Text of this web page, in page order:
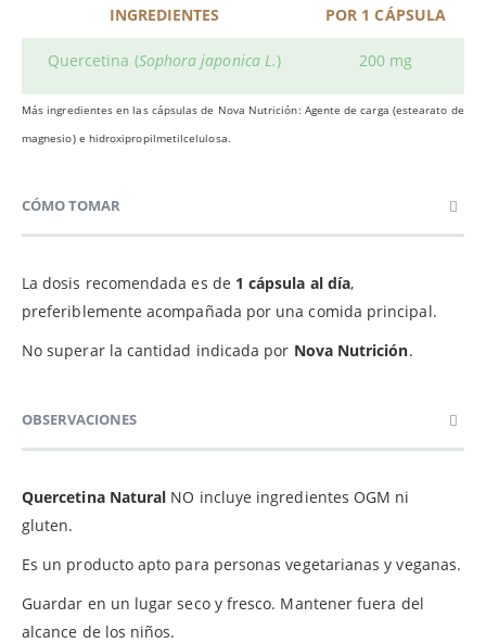
INGREDIENTES POR 1 CÁPSULA
Quercetina (Sophora japonica L.) 200 mg
Más ingredientes en las cápsulas de Nova Nutrición: Agente de carga (estearato de
magnesio) e hidroxipropilmetilcelulosa.
CÓMO TOMAR
La dosis recomendada es de 1 cápsula al día,
preferiblemente acompañada por una comida principal.
No superar la cantidad indicada por Nova Nutrición.
OBSERVACIONES
Quercetina Natural NO incluye ingredientes OGM ni
gluten.
Es un producto apto para personas vegetarianas y veganas.
Guardar en un lugar seco y fresco. Mantener fuera del
alcance de los niños.